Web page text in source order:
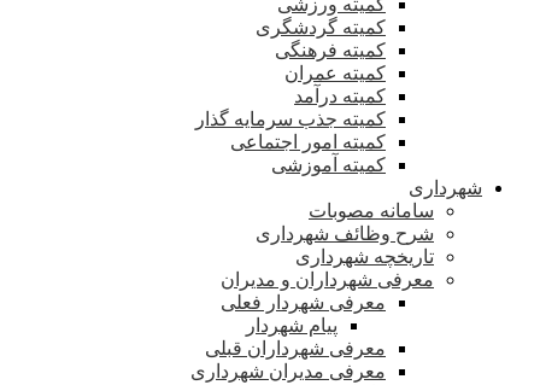
کمیته گردشگری
کمیته فرهنگی
کمیته عمران
کمیته درآمد
کمیته جذب سرمایه گذار
کمیته امور اجتماعی
کمیته آموزشی
شهرداری
سامانه مصوبات
شرح وظائف شهرداری
تاریخچه شهرداری
معرفی شهرداران و مدیران
معرفی شهردار فعلی
پیام شهردار
معرفی شهرداران قبلی
معرفی مدیران شهرداری